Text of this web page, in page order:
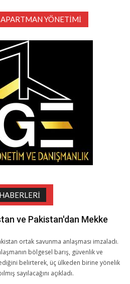
APARTMAN YÖNETIMI
ve Pakistan'dan Mekke
ortak savunma anlaşması imzaladı.
bölgesel barış, güvenlik ve
belirterek, üç ülkeden birine yönelik
sayılacağını açıkladı.